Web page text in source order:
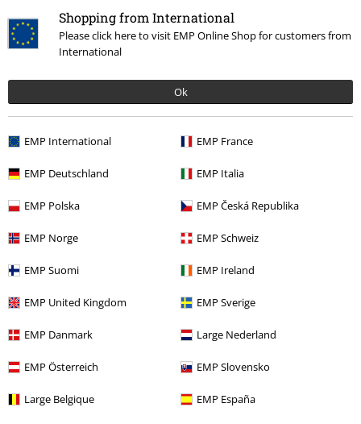
Shopping from International
Please click here to visit EMP Online Shop for customers from
International
Ok
EMP International EMP France
EMP Deutschland EMP Italia
EMP Polska EMP Česká Republika
EMP Norge EMP Schweiz
EMP Suomi EMP Ireland
EMP United Kingdom EMP Sverige
EMP Danmark Large Nederland
EMP Österreich EMP Slovensko
Large Belgique EMP España
uitspraak die er aan ten grondslag ligt! :)
5
Pasvorm
Breedte
Lengte
Te kort
Perfect
Geverifieerde recensie
Opmerking